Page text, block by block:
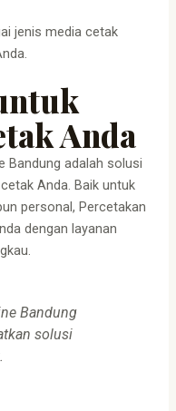
jenis media cetak
Anda
Bandung adalah solusi
Anda. Baik untuk
personal, Percetakan
dengan layanan
Bandung
solusi